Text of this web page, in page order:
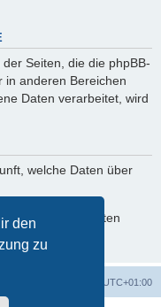
den
zu
Seiten, die die phpBB-
in anderen Bereichen
Daten verarbeitet, wird
welche Daten über
deiner Daten
UTC+01:00